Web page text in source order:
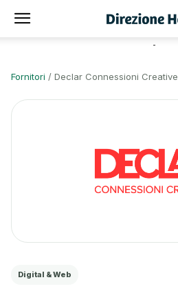
-
Fornitori / Declar Connessioni Creative
Digital & Web